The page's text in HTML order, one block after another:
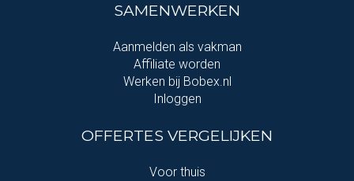
SAMENWERKEN
Aanmelden als vakman
Affiliate worden
Werken bij Bobex.nl
Inloggen
OFFERTES VERGELIJKEN
Voor thuis